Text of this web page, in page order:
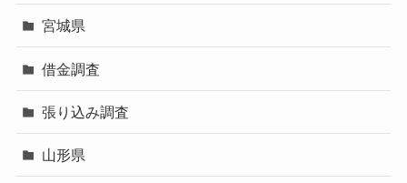
宮城県
借金調査
張り込み調査
山形県